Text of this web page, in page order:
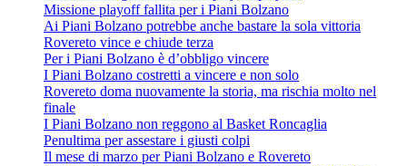
Missione playoff fallita per i Piani Bolzano
Ai Piani Bolzano potrebbe anche bastare la sola vittoria
Rovereto vince e chiude terza
Per i Piani Bolzano è d’obbligo vincere
I Piani Bolzano costretti a vincere e non solo
Rovereto doma nuovamente la storia, ma rischia molto nel
finale
I Piani Bolzano non reggono al Basket Roncaglia
Penultima per assestare i giusti colpi
Il mese di marzo per Piani Bolzano e Rovereto